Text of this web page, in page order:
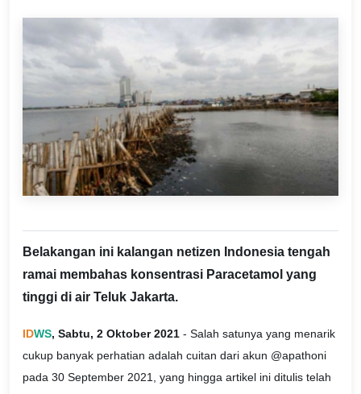
Belakangan ini kalangan netizen Indonesia tengah
ramai membahas konsentrasi Paracetamol yang
tinggi di air Teluk Jakarta.
IDWS, Sabtu, 2 Oktober 2021 - Salah satunya yang menarik
cukup banyak perhatian adalah cuitan dari akun @apathoni
pada 30 September 2021, yang hingga artikel ini ditulis telah